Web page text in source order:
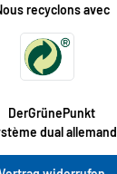
recyclons avec
DerGrünePunkt
dual allemand